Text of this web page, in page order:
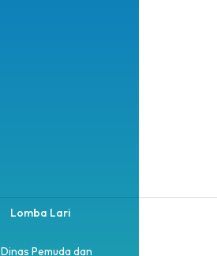
Lomba Lari
Dinas Pemuda dan